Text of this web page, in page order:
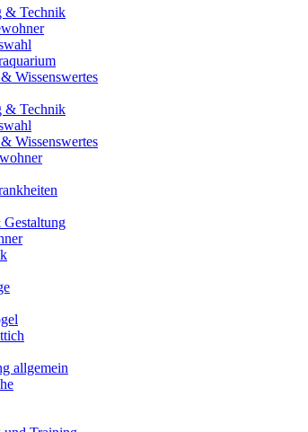
& Technik
Wissenswertes
& Technik
Wissenswertes
allgemein